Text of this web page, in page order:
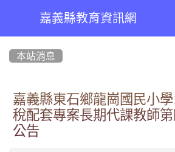
嘉義縣教育資訊網
本站消息
嘉義縣東石鄉龍崗國民小
稅配套專案長期代課教師
公告